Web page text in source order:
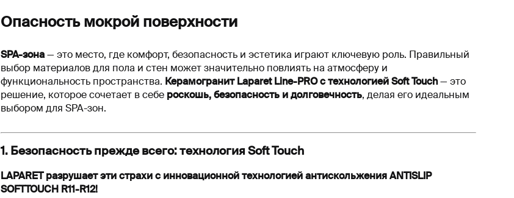
Опасность мокрой поверхности
SPA-зона— это место, где комфорт, безопасность и эстетика играют ключевую роль. Правильный
выбор материалов для пола и стен может значительно повлиять на атмосферу и
функциональность пространства. Керамогранит Laparet Line-PRO с технологией Soft Touch— это
решение, которое сочетает в себе роскошь, безопасность и долговечность, делая его идеальным
выбором для SPA-зон.
1. Безопасность прежде всего: технология Soft Touch
LAPARET разрушает эти страхи с инновационной технологией антискольжения ANTISLIP
SOFTTOUCH R11-R12!